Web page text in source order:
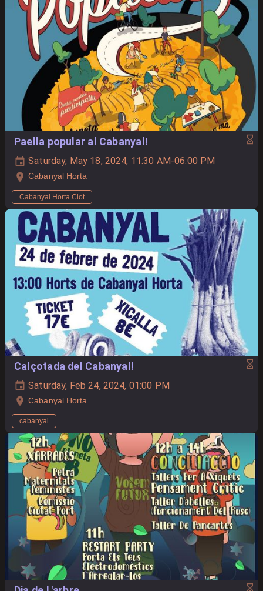
Paella popular al Cabanyal!
Saturday, May 18, 2024, 11:30 AM-06:00 PM
Cabanyal Horta
Cabanyal Horta Clot
Calçotada del Cabanyal!
Saturday, Feb 24, 2024, 01:00 PM
Cabanyal Horta
cabanyal